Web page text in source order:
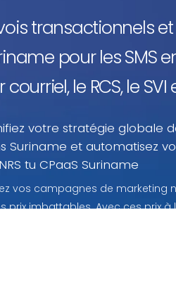
transactionnels
pour les SMS
courriel, le RCS, le
votre stratégie globale
Suriname et automatisez
tu CPaaS Suriname
vos campagnes de marketing
prix imbattables. Avec ces prix